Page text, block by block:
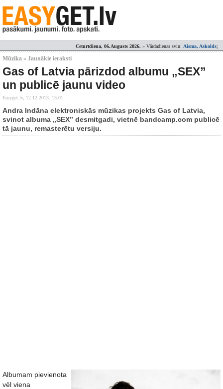
Ceturtdiena, 06.Augusts 2026. » Vārdadienas svin: Aisma, Askolds;
Mūzika » Jaunākie ieraksti
Gas of Latvia pārizdod albumu „SEX”
un publicē jaunu video
Easyget.lv, 12.12.2013. 13:01
Andra Indāna elektroniskās mūzikas projekts Gas of Latvia,
svinot albuma „SEX” desmitgadi, vietnē bandcamp.com publicē
tā jaunu, remasterētu versiju.
Albumam pievienota
vēl viena